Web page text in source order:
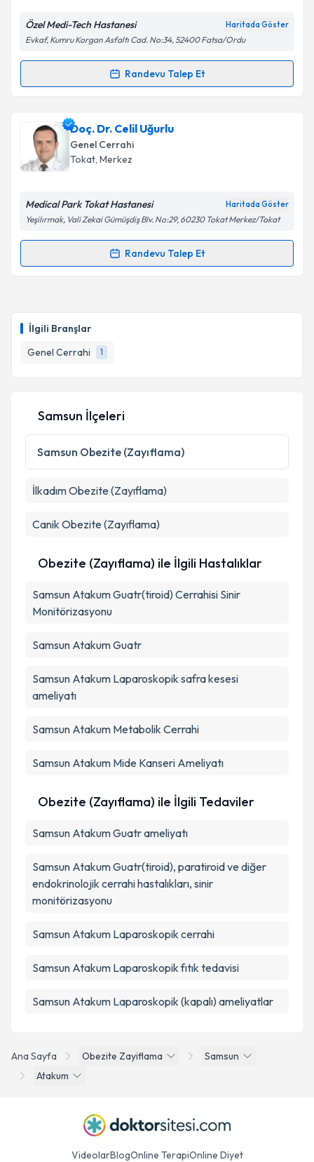
İlgili Branşlar
Genel Cerrahi
1
Özel Medi-Tech Hastanesi Haritada Göster
Evkaf, Kumru Korgan Asfaltı Cad. No:34, 52400 Fatsa/Ordu
Randevu Talep Et
Randevu Takvimi Talebi
Op. Dr. Erkan Aksoyiçin randevu takvimi talebi
oluşturun. Size bu uzmandan randevu almanız için bir
takvim hazırlandığında e-posta ile bilgilendireceğiz.
Kişisel verilerimin işlenmesine ilişkin
Metni'ni okudum ve kişisel verilerimin belirtilen
Doç. Dr. Celil Uğurlu
Genel Cerrahi
Tokat, Merkez
Medical Park Tokat Hastanesi Haritada Göster
Yeşilırmak, Vali Zekai Gümüşdiş Blv. No:29, 60230 Tokat Merkez/Tokat
Randevu Talep Et
Randevu Takvimi Talebi
takvim hazırlandığında e-posta ile bilgilendireceğiz.
E-posta Adresiniz
Kişisel verilerimin işlenmesine ilişkinAydınlatma
Metni
'ni okudum ve kişisel verilerimin belirtilen
kapsamda işlenmesini kabul ediyorum.
Ana Sayfa Obezite Zayiflama
Samsun
Atakum
Samsun İlçeleri
Samsun Obezite (Zayıflama)
İlkadımObezite (Zayıflama)
Canik Obezite (Zayıflama)
Obezite (Zayıflama) ile İlgili Hastalıklar
Samsun Atakum Guatr(tiroid) Cerrahisi Sinir
Monitörizasyonu
Samsun Atakum Guatr
Samsun Atakum Laparoskopik safra kesesi
ameliyatı
Samsun Atakum Metabolik Cerrahi
Samsun Atakum Mide Kanseri Ameliyatı
Obezite (Zayıflama) ile İlgili Tedaviler
Samsun Atakum Guatr ameliyatı
Samsun Atakum Guatr(tiroid), paratiroid ve diğer
endokrinolojik cerrahi hastalıkları, sinir
monitörizasyonu
Samsun Atakum Laparoskopik cerrahi
Samsun Atakum Laparoskopik fıtık tedavisi
Samsun Atakum Laparoskopik (kapalı) ameliyatlar
VideolarBlogOnline TerapiOnline Diyet